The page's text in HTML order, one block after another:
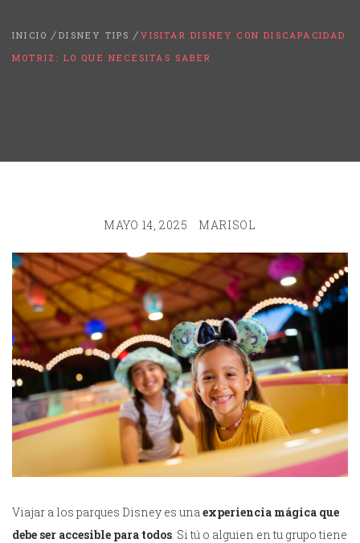
INICIO DISNEY TIPS
VISITAR DISNEY CON DISCAPACIDAD
MOTRIZ: LO QUE NECESITAS SABER
MAYO 14, 2025 MARISOL
Viajar a los parques Disney es una experiencia mágica que
debe ser accesible para todos . Si tú o alguien en tu grupo tiene